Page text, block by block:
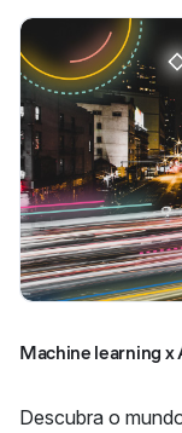
Machine learning x
Descubra o